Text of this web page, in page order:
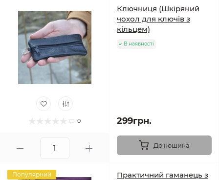
0
Ключниця (Шкіряний
чохол для ключів з
кільцем)
В наявності
299грн.
До кошика
Популярний
Практичний гаманець з